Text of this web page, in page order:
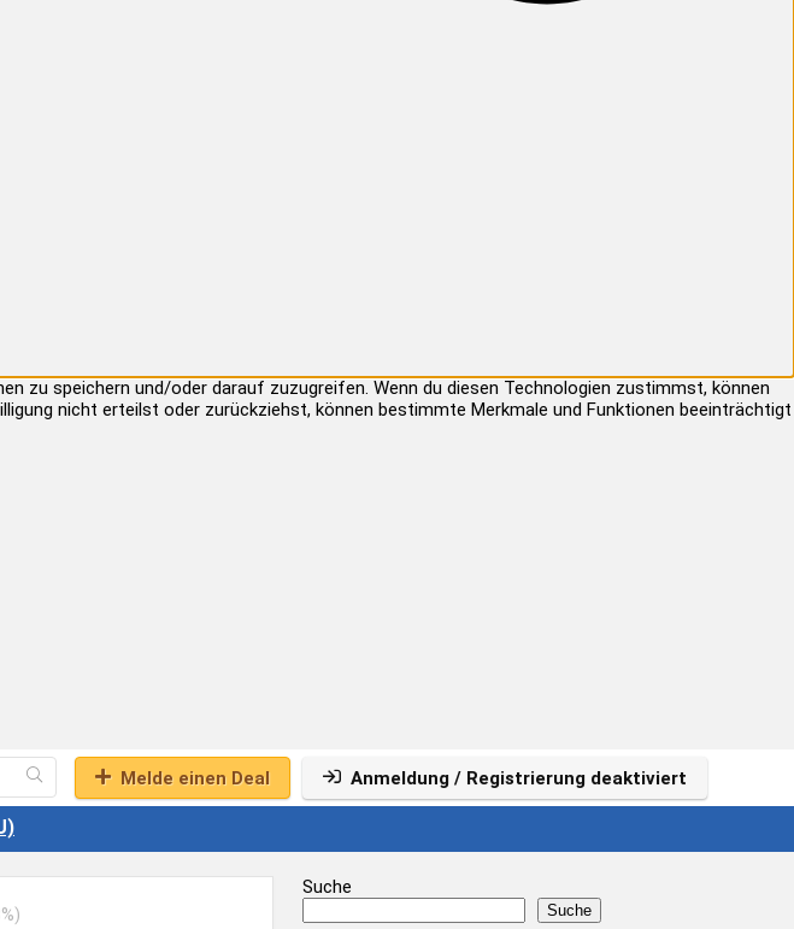
zu speichern und/oder darauf zuzugreifen. Wenn du diesen Technologien zustimmst, können
nicht erteilst oder zurückziehst, können bestimmte Merkmale und Funktionen beeinträchtigt
Melde einen Deal
Anmeldung / Registrierung deaktiviert
Suche
Suche